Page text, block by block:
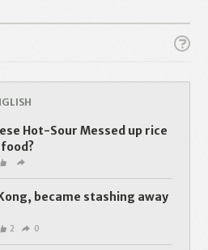
Twitter Line
Email Print
費服務內容的權利，包
節目、小說等欄目及內
商業夥伴或其他公司
但不會出租、出售、或
他人或非附屬公司。
更適合你的廣告及網
善我們的服務、聯絡你
調查。所得資料亦只會
。除非所作用途為法例
Hot-Sour Messed up rice
became stashing away
2 0